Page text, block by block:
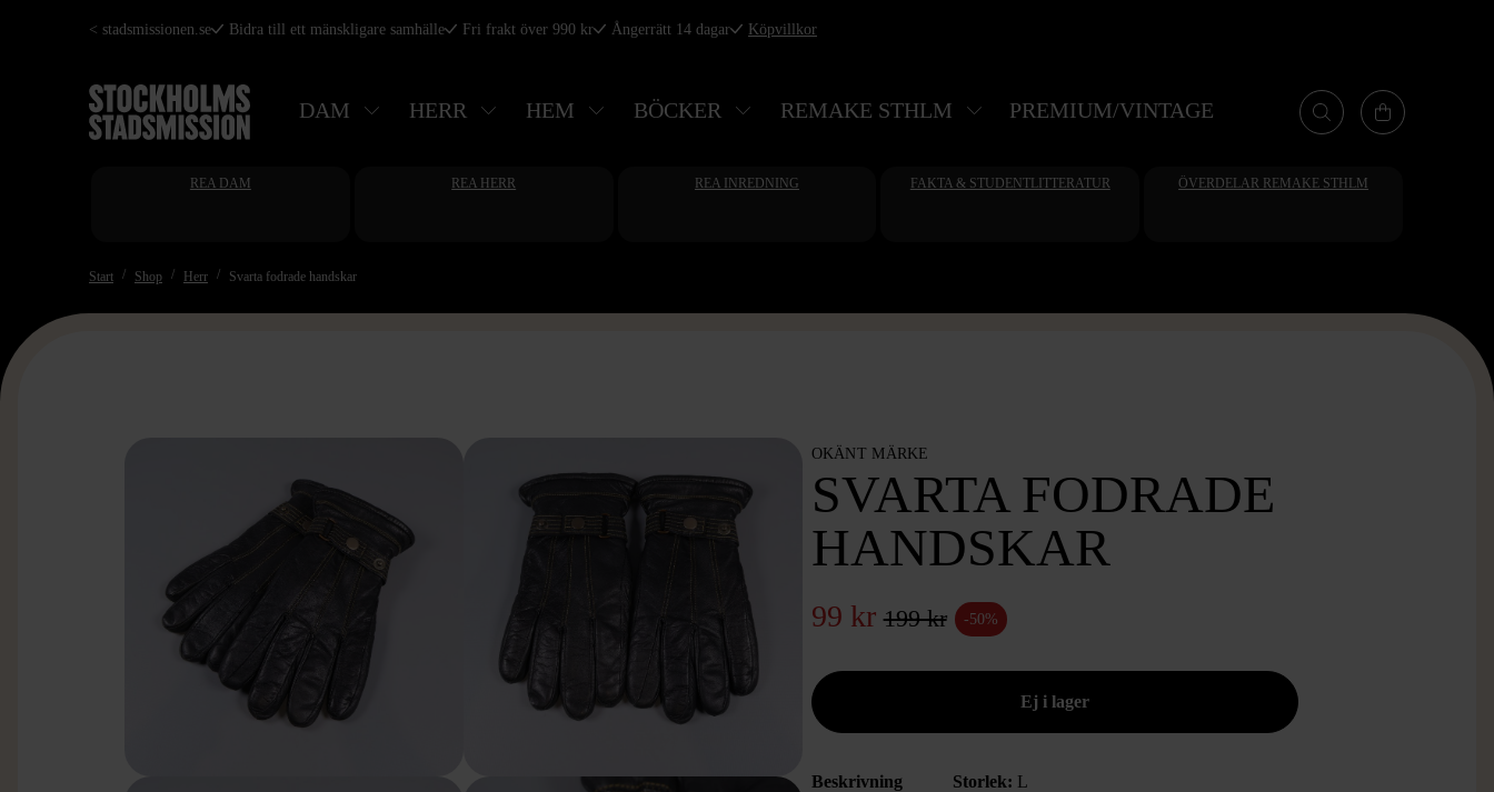
Hoppa
huvudinnehåll
< stadsmissionen.se Bidra till ett mänskligare samhälle Fri frakt över 990 kr Ångerrätt 14 dagar Köpvillkor
DAM HERR HEM BÖCKER REMAKE STHLM PREMIUM/VINTAGE
REA DAM REA HERR REA INREDNING FAKTA & STUDENTLITTERATUR ÖVERDELAR REMAKE STHLM
Start Shop Herr Svarta fodrade handskar
OKÄNT MÄRKE
SVARTA FODRADE
HANDSKAR
99 kr 199 kr -50%
Beskrivning Storlek: L